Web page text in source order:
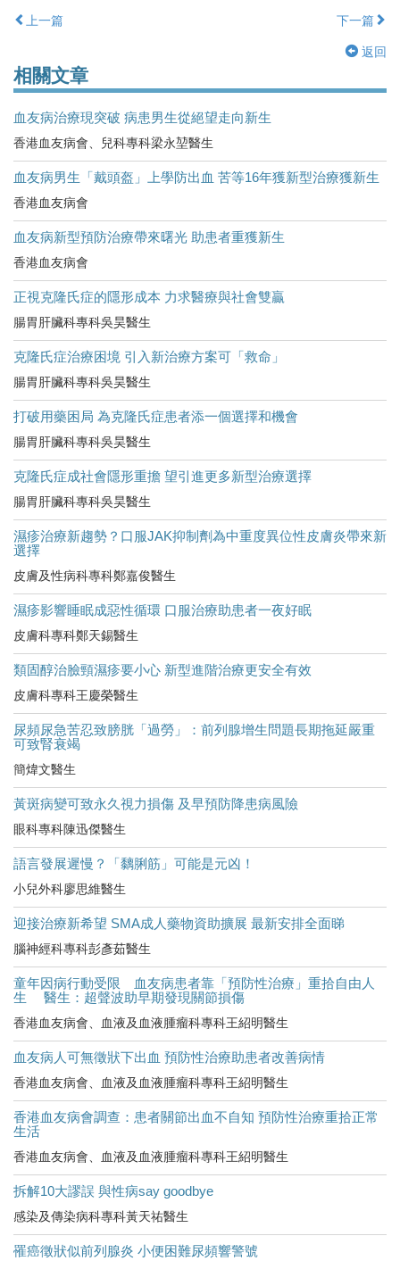
上一篇 下一篇
返回
相關文章
血友病治療現突破 病患男生從絕望走向新生
香港血友病會、兒科專科梁永堃醫生
血友病男生「戴頭盔」上學防出血 苦等16年獲新型治療獲新生
香港血友病會
血友病新型預防治療帶來曙光 助患者重獲新生
香港血友病會
正視克隆氏症的隱形成本 力求醫療與社會雙贏
腸胃肝臟科專科吳昊醫生
克隆氏症治療困境 引入新治療方案可「救命」
腸胃肝臟科專科吳昊醫生
打破用藥困局 為克隆氏症患者添一個選擇和機會
腸胃肝臟科專科吳昊醫生
克隆氏症成社會隱形重擔 望引進更多新型治療選擇
腸胃肝臟科專科吳昊醫生
濕疹治療新趨勢？口服JAK抑制劑為中重度異位性皮膚炎帶來新
選擇
皮膚及性病科專科鄭嘉俊醫生
濕疹影響睡眠成惡性循環 口服治療助患者一夜好眠
皮膚科專科鄭天錫醫生
類固醇治臉頸濕疹要小心 新型進階治療更安全有效
皮膚科專科王慶榮醫生
尿頻尿急苦忍致膀胱「過勞」：前列腺增生問題長期拖延嚴重
可致腎衰竭
簡煒文醫生
黃斑病變可致永久視力損傷 及早預防降患病風險
眼科專科陳迅傑醫生
語言發展遲慢？「黐脷筋」可能是元凶！
小兒外科廖思維醫生
迎接治療新希望 SMA成人藥物資助擴展 最新安排全面睇
腦神經科專科彭彥茹醫生
童年因病行動受限 血友病患者靠「預防性治療」重拾自由人
生 醫生：超聲波助早期發現關節損傷
香港血友病會、血液及血液腫瘤科專科王紹明醫生
血友病人可無徵狀下出血 預防性治療助患者改善病情
香港血友病會、血液及血液腫瘤科專科王紹明醫生
香港血友病會調查：患者關節出血不自知 預防性治療重拾正常
生活
香港血友病會、血液及血液腫瘤科專科王紹明醫生
拆解10大謬誤 與性病say goodbye
感染及傳染病科專科黃天祐醫生
罹癌徵狀似前列腺炎 小便困難尿頻響警號